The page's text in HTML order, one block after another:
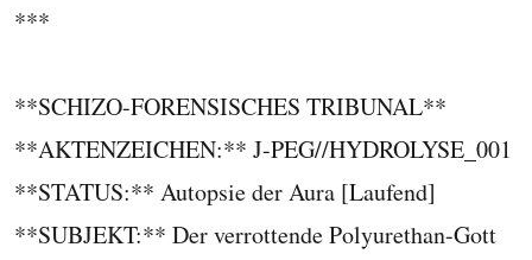
***
**SCHIZO-FORENSISCHES TRIBUNAL**
**AKTENZEICHEN:** J-PEG//HYDROLYSE_001
**STATUS:** Autopsie der Aura [Laufend]
**SUBJEKT:** Der verrottende Polyurethan-Gott